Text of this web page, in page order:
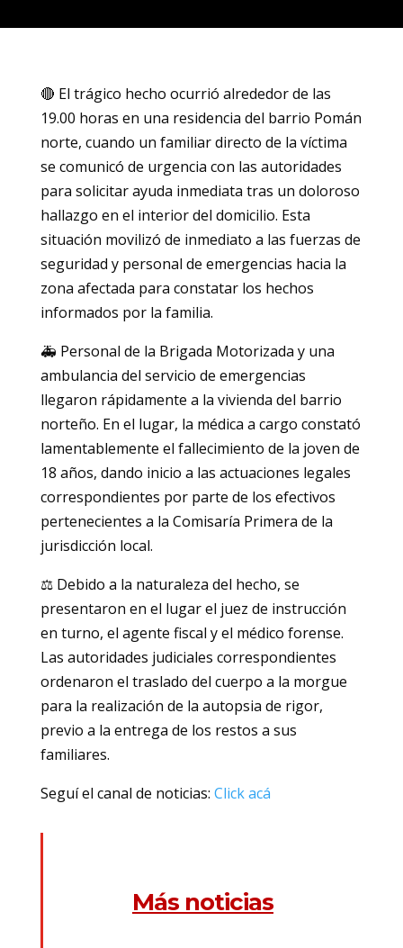
🔴 El trágico hecho ocurrió alrededor de las
19.00 horas en una residencia del barrio Pomán
norte, cuando un familiar directo de la víctima
se comunicó de urgencia con las autoridades
para solicitar ayuda inmediata tras un doloroso
hallazgo en el interior del domicilio. Esta
situación movilizó de inmediato a las fuerzas de
seguridad y personal de emergencias hacia la
zona afectada para constatar los hechos
informados por la familia.
🚑 Personal de la Brigada Motorizada y una
ambulancia del servicio de emergencias
llegaron rápidamente a la vivienda del barrio
norteño. En el lugar, la médica a cargo constató
lamentablemente el fallecimiento de la joven de
18 años, dando inicio a las actuaciones legales
correspondientes por parte de los efectivos
pertenecientes a la Comisaría Primera de la
jurisdicción local.
⚖️ Debido a la naturaleza del hecho, se
presentaron en el lugar el juez de instrucción
en turno, el agente fiscal y el médico forense.
Las autoridades judiciales correspondientes
ordenaron el traslado del cuerpo a la morgue
para la realización de la autopsia de rigor,
previo a la entrega de los restos a sus
familiares.
Seguí el canal de noticias: Click acá
Más noticias